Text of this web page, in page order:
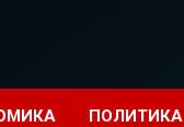
ПОЛИТИКА